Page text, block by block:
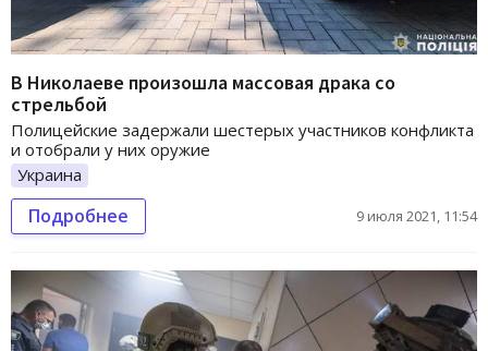
В Николаеве произошла массовая драка со
стрельбой
Полицейские задержали шестерых участников конфликта
и отобрали у них оружие
Украина
Подробнее 9 июля 2021, 11:54